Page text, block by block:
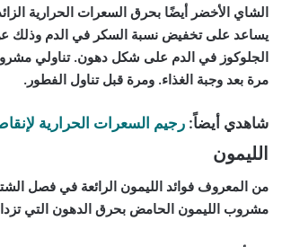
الشاي الأخضر أيضًا بحرق السعرات الحرارية
يساعد على تخفيض نسبة السكر في الدم وذلك
الجلوكوز في الدم على شكل دهون. تناولي
مرة بعد وجبة الغذاء. ومرة قبل تناول الفطور.
شاهدي أيضاً: رجيم السعرات الحرارية
الليمون
من المعروف فوائد الليمون الرائعة في فصل
مشروب الليمون الحامض بحرق الدهون التي